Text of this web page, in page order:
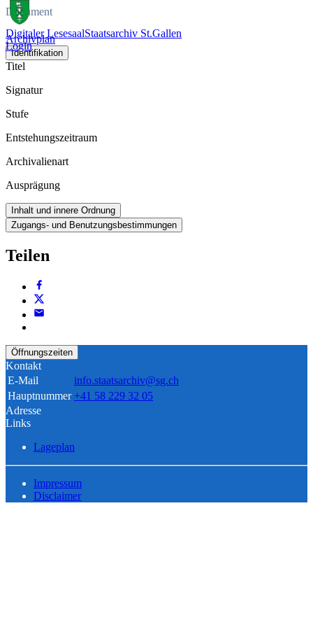
Digitaler LesesaalStaatsarchiv St.Gallen
Login
Dokument
Archivplan
Identifikation
Titel
Signatur
Stufe
Entstehungszeitraum
Archivalienart
Ausprägung
Inhalt und innere Ordnung
Zugangs- und Benutzungsbestimmungen
Teilen
Öffnungszeiten
Kontakt
E-Mail
info.staatsarchiv@sg.ch
Hauptnummer +41 58 229 32 05
Adresse
Links
Lageplan
Impressum
Disclaimer